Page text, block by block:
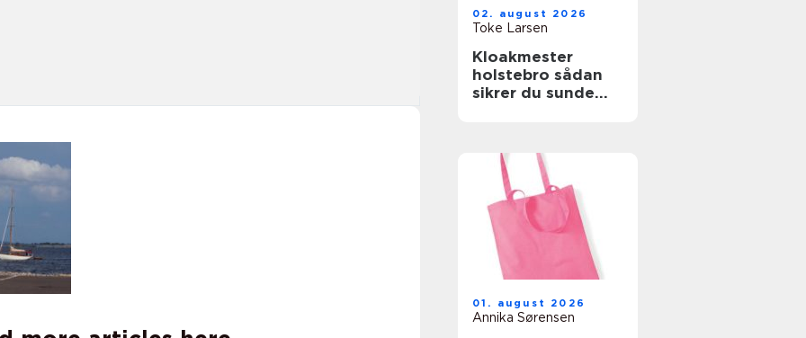
02. august 2026
Toke Larsen
Kloakmester
holstebro sådan
sikrer du sunde
01. august 2026
Annika Sørensen